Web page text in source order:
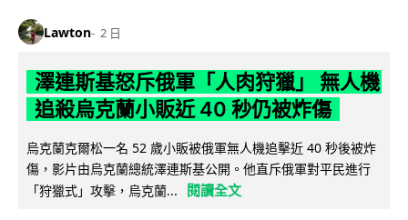
Lawton 2 日
澤連斯基怒斥俄軍「人肉狩獵」 無人機
追殺烏克蘭小販近 40 秒仍被炸傷
烏克蘭克爾松一名 52 歲小販被俄軍無人機追擊近 40 秒後被炸
傷，影片由烏克蘭總統澤連斯基公開。他直斥俄軍對平民進行
「狩獵式」攻擊，烏克蘭...
閱讀全文